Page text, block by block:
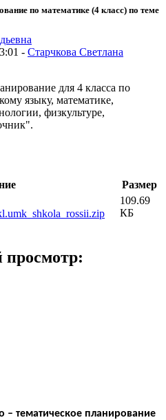
по математике (4 класс) по теме
- Старчкова Светлана
для 4 класса по
языку, математике,
физкультуре,
Размер
109.69
КБ
по УВР
г.
планирование